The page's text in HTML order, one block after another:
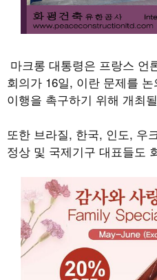
마크롱 대통령은 프랑스 언
회의가 16일, 이란 문제를
이행을 촉구하기 위해 개최
또한 브라질, 한국, 인도, 우
정상 및 국제기구 대표들도